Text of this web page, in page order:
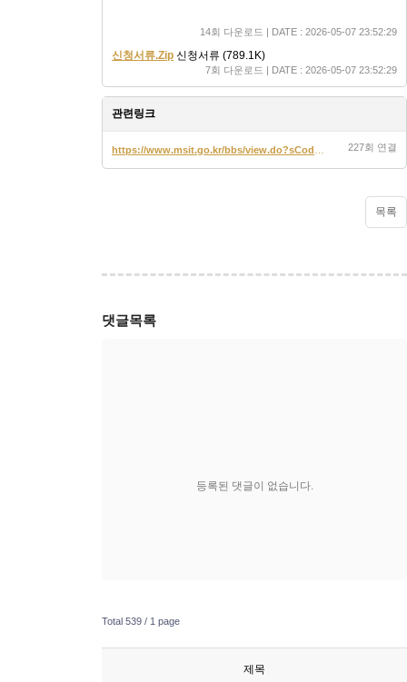
14회 다운로드 | DATE : 2026-05-07 23:52:29
신청서류.Zip 신청서류 (789.1K)
7회 다운로드 | DATE : 2026-05-07 23:52:29
관련링크
227회 연결
목록
댓글목록
등록된 댓글이 없습니다.
Total 539 / 1 page
제목